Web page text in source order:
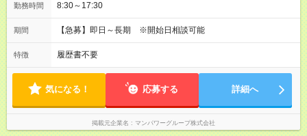
勤務時間 8:30～17:30
期間 【急募】即日～長期 ※開始日相談可能
特徴 履歴書不要
気になる！ 応募する 詳細へ
掲載元企業名 マンパワーグループ株式会社